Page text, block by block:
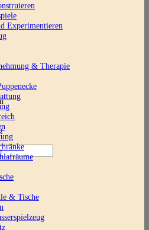
Experimentieren
& Therapie
& Tische